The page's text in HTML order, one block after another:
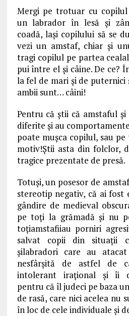
Mergi pe trotuar cu
un labrador în lesă și
coadă, lași copilului să se
vezi un amstaf, chiar și
tragi copilul pe partea
pui între el și câine. De ce?
la fel de mari și de puternici
ambii sunt… câini!
Pentru că știi că amstaful
diferite și au
poate mușca copilul, sau
motiv!Știi asta din folclor,
tragice prezentate de presă.
Totuși, un posesor de
stereotip negativ, că ai fost
gândire de medieval
pe toți la grămadă și nu
toțiamstafiiau porniri
salvat copii din situații
șilabradori care au
nesfârșită de astfel de
intolerant irațional și îi
pentru că îl judeci pe baza
de rasă, care nici acelea nu
în loc de cele individuale și